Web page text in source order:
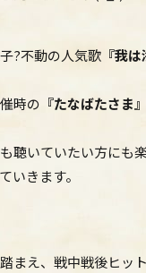
?不動の人気歌『我は
時の 『たなばたさま』
聴いていたい方にも
いきます。
まえ、戦中戦後ヒッ